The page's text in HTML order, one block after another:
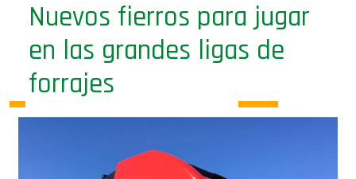
Nuevos fierros para jugar
en las grandes ligas de
forrajes